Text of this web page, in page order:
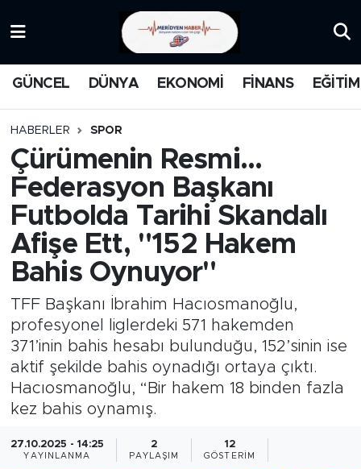
GÜNCEL DÜNYA EKONOMİ FİNANS EĞİTİM
HABERLER SPOR
Çürümenin Resmi...
Federasyon Başkanı
Futbolda Tarihi Skandalı
Afişe Ett, "152 Hakem
Bahis Oynuyor"
TFF Başkanı İbrahim Hacıosmanoğlu,
profesyonel liglerdeki 571 hakemden
371’inin bahis hesabı bulunduğu, 152’sinin ise
aktif şekilde bahis oynadığı ortaya çıktı.
Hacıosmanoğlu, “Bir hakem 18 binden fazla
kez bahis oynamış.
27.10.2025 - 14:25
YAYINLANMA
2
PAYLAŞIM
12
GÖSTERIM
MEDYA
FİNANS
DÜNYA
GÜNCEL
KARİKATÜR
BİLİM-TEKNOLOJİ
Trafik Durumu
Süper Lig Puan Durumu ve Fikstür
Tüm Manşetler
Son Dakika Haberleri
Haber Arşivi